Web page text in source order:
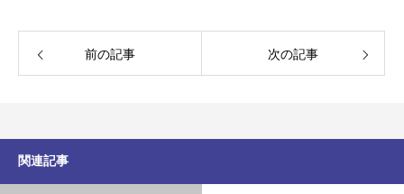
前の記事 次の記事
関連記事